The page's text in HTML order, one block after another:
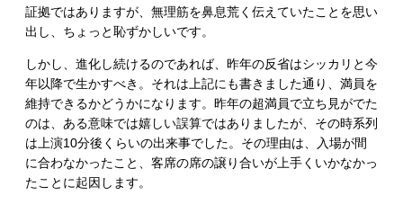
証拠ではありますが、無理筋を鼻息荒く伝えていたことを思い
出し、ちょっと恥ずかしいです。
しかし、進化し続けるのであれば、昨年の反省はシッカリと今
年以降で生かすべき。それは上記にも書きました通り、満員を
維持できるかどうかになります。昨年の超満員で立ち見がでた
のは、ある意味では嬉しい誤算ではありましたが、その時系列
は上演10分後くらいの出来事でした。その理由は、入場が間
に合わなかったこと、客席の席の譲り合いが上手くいかなかっ
たことに起因します。